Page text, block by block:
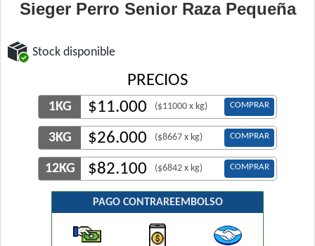
Sieger Perro Senior Raza Pequeña
Stock disponible
PRECIOS
1KG $11.000 ($11000 x kg) COMPRAR
3KG $26.000 ($8667 x kg) COMPRAR
12KG $82.100 ($6842 x kg) COMPRAR
PAGO CONTRAREEMBOLSO